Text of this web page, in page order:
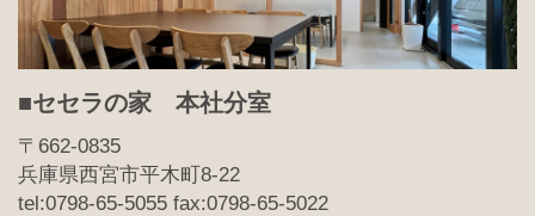
■セセラの家 本社分室
〒662-0835
兵庫県西宮市平木町8-22
tel:0798-65-5055 fax:0798-65-5022